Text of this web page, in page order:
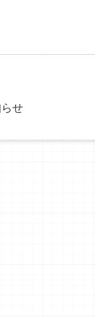
せ